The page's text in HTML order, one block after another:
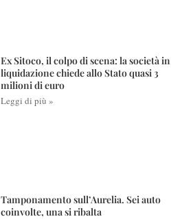
Ex Sitoco, il colpo di scena: la società in
liquidazione chiede allo Stato quasi 3
milioni di euro
Leggi di più »
Tamponamento sull’Aurelia. Sei auto
coinvolte, una si ribalta